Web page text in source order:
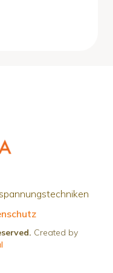
Created by